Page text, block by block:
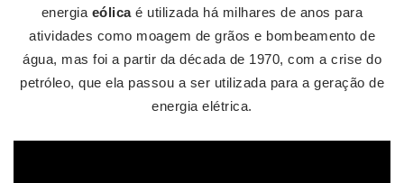
energia eólicaé utilizada há milhares de anos para
atividades como moagem de grãos e bombeamento de
água, mas foi a partir da década de 1970, com a crise do
petróleo, que ela passou a ser utilizada para a geração de
energia elétrica.